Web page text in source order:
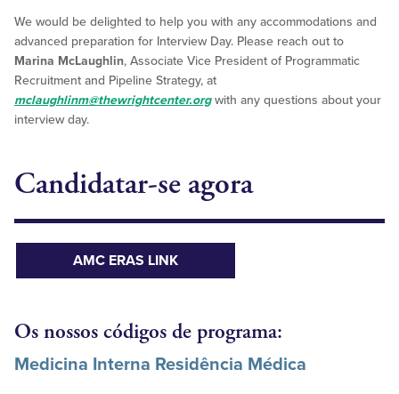
We would be delighted to help you with any accommodations and
advanced preparation for Interview Day. Please reach out to
Marina McLaughlin, Associate Vice President of Programmatic
Recruitment and Pipeline Strategy, at
mclaughlinm@thewrightcenter.orgwith any questions about your
interview day.
Candidatar-se agora
AMC ERAS LINK
Os nossos códigos de programa:
Medicina Interna Residência Médica